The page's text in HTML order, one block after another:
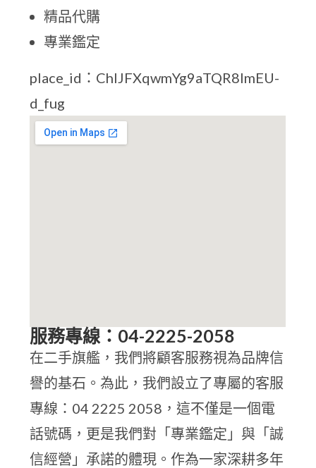
精品代購
專業鑑定
place_id：ChIJFXqwmYg9aTQR8ImEU-
d_fug
服務專線：04-2225-2058
在二手旗艦，我們將顧客服務視為品牌信
譽的基石。為此，我們設立了專屬的客服
專線：04 2225 2058，這不僅是一個電
話號碼，更是我們對「專業鑑定」與「誠
信經營」承諾的體現。作為一家深耕多年